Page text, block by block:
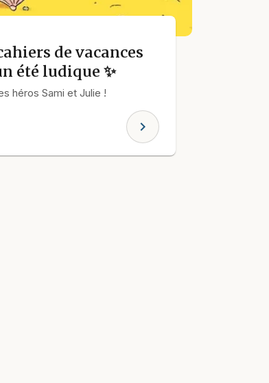
de vacances
été ludique ✨
héros Sami et Julie !
chevron_right